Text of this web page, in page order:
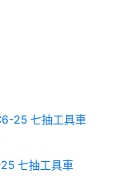
七抽工具車
原
始
NT$15,800。
目
前
NT$15,300。